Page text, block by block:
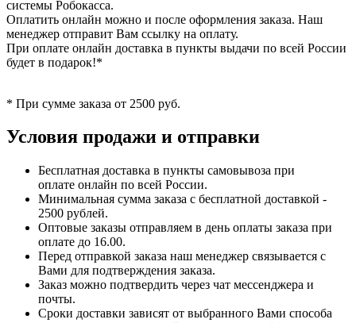
системы Робокасса.
Оплатить онлайн можно и после оформления заказа. Наш
менеджер отправит Вам ссылку на оплату.
При оплате онлайн доставка в пункты выдачи по всей России
будет в подарок!*
* При сумме заказа от 2500 руб.
Условия продажи и отправки
Бесплатная доставка в пункты самовывоза при
оплате онлайн по всей России.
Минимальная сумма заказа с бесплатной доставкой -
2500 рублей.
Оптовые заказы отправляем в день оплаты заказа при
оплате до 16.00.
Перед отправкой заказа наш менеджер связывается с
Вами для подтверждения заказа.
Заказ можно подтвердить через чат мессенджера и
почты.
Сроки доставки зависят от выбранного Вами способа